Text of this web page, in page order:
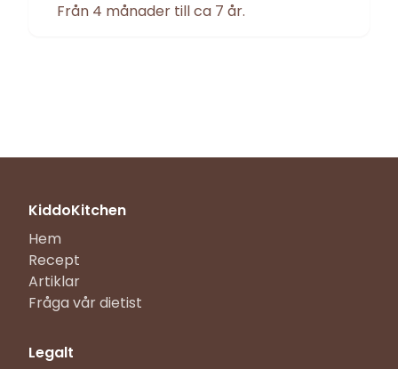
Från 4 månader till ca 7 år.
KiddoKitchen
Hem
Recept
Artiklar
Fråga vår dietist
Legalt